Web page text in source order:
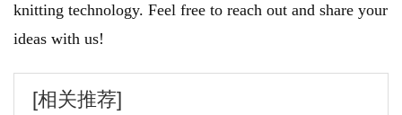
knitting technology. Feel free to reach out and share your
ideas with us!
[相关推荐]